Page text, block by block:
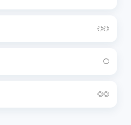
◎◎
◯
◎◎